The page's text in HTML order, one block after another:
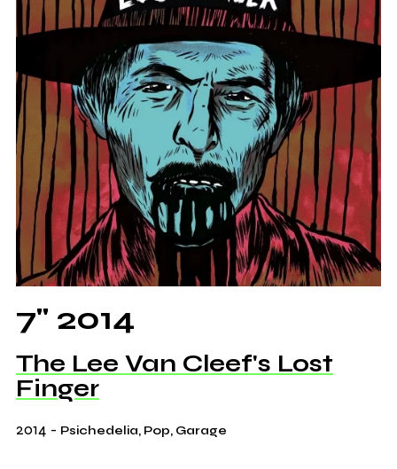
7" 2014
The Lee Van Cleef's Lost
Finger
2014 - Psichedelia, Pop, Garage